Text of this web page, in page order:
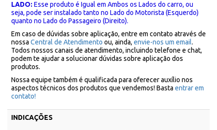
LADO: Esse produto é Igual em Ambos os Lados do carro, ou
seja, pode ser instalado tanto no Lado do Motorista (Esquerdo)
quanto no Lado do Passageiro (Direito).
Em caso de dúvidas sobre aplicação, entre em contato através de
nossa Central de Atendimento ou, ainda, envie-nos um email.
Todos nossos canais de atendimento, incluindo telefone e chat,
podem te ajudar a solucionar dúvidas sobre aplicação dos
produtos.
Nossa equipe também é qualificada para oferecer auxílio nos
aspectos técnicos dos produtos que vendemos! Basta entrar em
contato!
INDICAÇÕES